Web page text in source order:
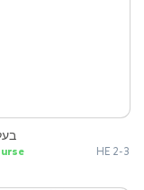
HE 2-3